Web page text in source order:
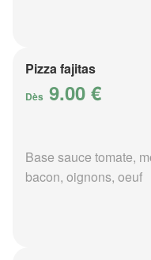
Pizza fajitas
Dès 9.00 €
Base sauce tomate,
bacon, oignons, oeuf